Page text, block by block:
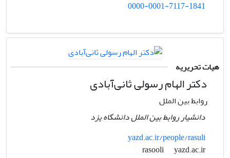
0000-0001-7117-1841
هیات تحریریه
دکتر الهام رسولی ثانی‌آبادی
روابط بین الملل
دانشیار روابط بین الملل دانشگاه یزد
yazd.ac.ir/people/rasuli
rasooli
yazd.ac.ir